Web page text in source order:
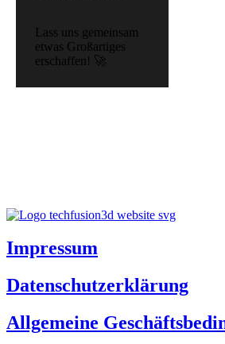
Lass uns gemeinsam
etwas Großartiges
erschaffen! 🚀
Impressum
Datenschutzerklärung
Allgemeine